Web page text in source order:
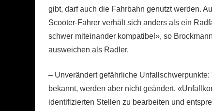
gibt, darf auch die Fahrbahn genutzt werden.
Scooter-Fahrer verhält sich anders als ein
schwer miteinander kompatibel», so
ausweichen als Radler.
– Unverändert gefährliche
bekannt, werden aber nicht geändert.
identifizierten Stellen zu bearbeiten und